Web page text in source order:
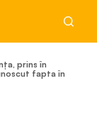
prins în
fapta în